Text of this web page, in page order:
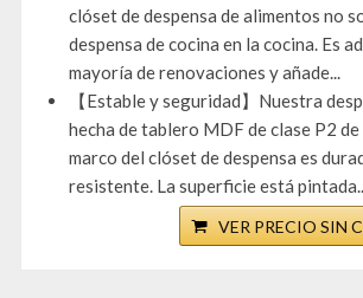
clóset de despensa de alimentos no
despensa de cocina en la cocina. Es
mayoría de renovaciones y añade...
【Estable y seguridad】Nuestra
hecha de tablero MDF de clase P2
marco del clóset de despensa es
resistente. La superficie está
VER PRECIO SIN